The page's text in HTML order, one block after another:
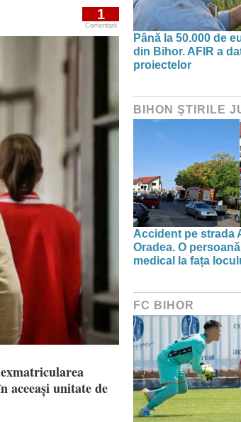
1
Comentarii
aceeași unitate de
Până la 50.000 de
din Bihor. AFIR a
proiectelor
BIHON ŞTIRILE
Accident pe strada
Oradea. O
medical la fața
FC BIHOR